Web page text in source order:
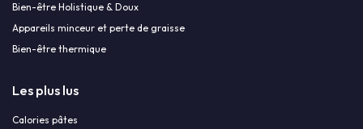
Bien-être Holistique & Doux
Appareils minceur et perte de graisse
Bien-être thermique
Les plus lus
Calories pâtes